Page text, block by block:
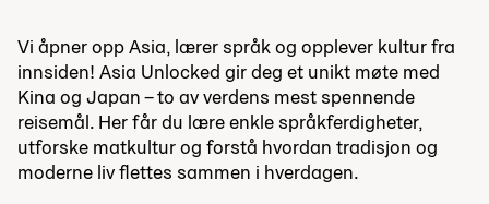
Vi åpner opp Asia, lærer språk og opplever kultur fra
innsiden! Asia Unlocked gir deg et unikt møte med
Kina og Japan – to av verdens mest spennende
reisemål. Her får du lære enkle språkferdigheter,
utforske matkultur og forstå hvordan tradisjon og
moderne liv flettes sammen i hverdagen.